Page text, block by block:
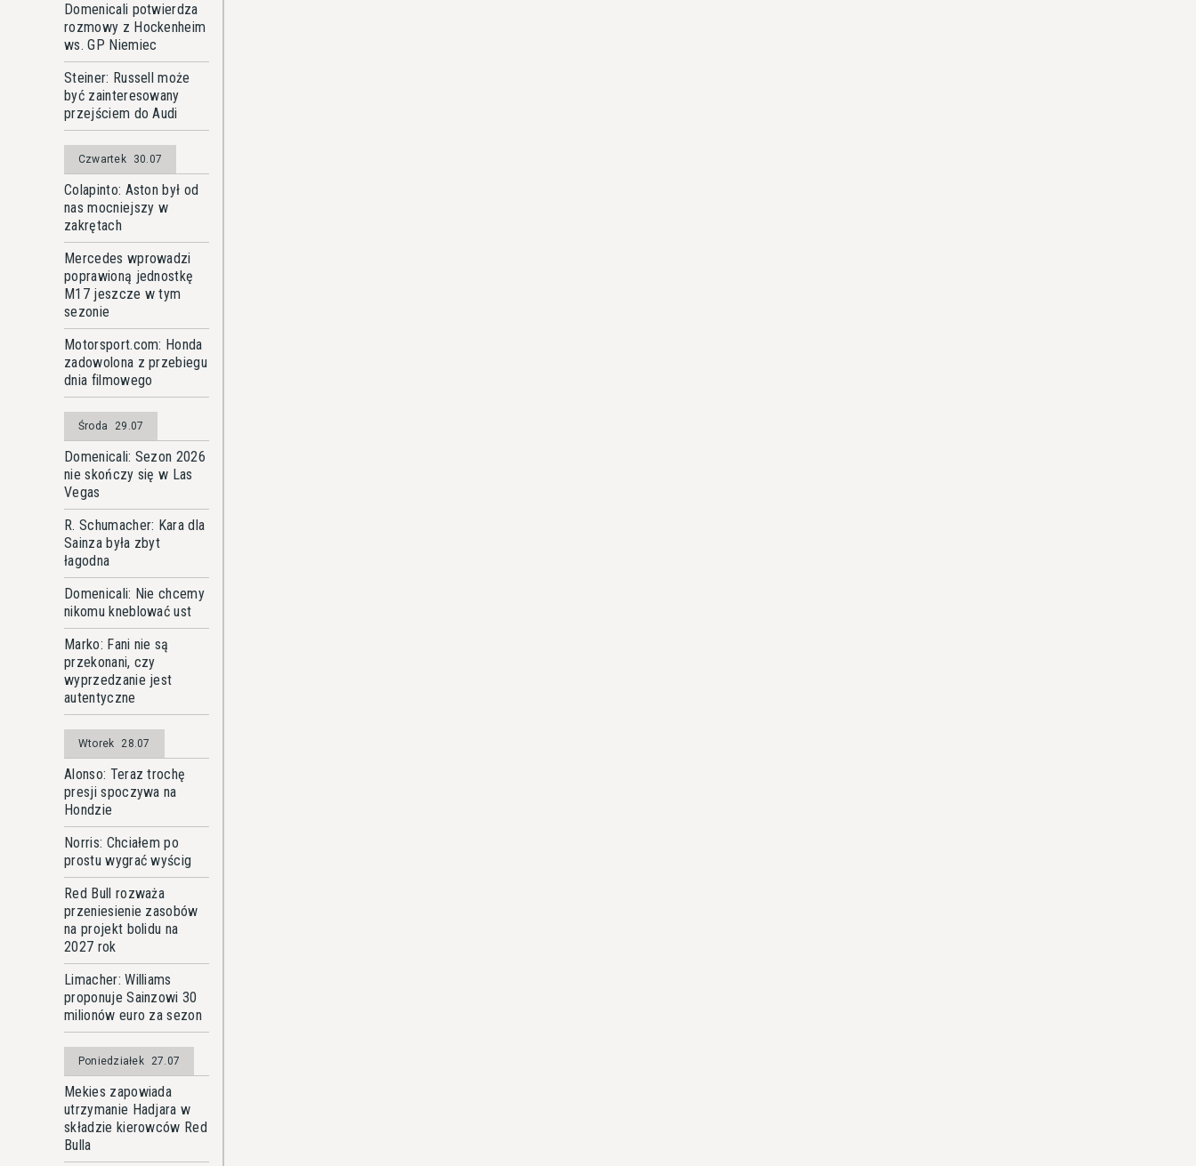
Domenicali potwierdza
rozmowy z Hockenheim
ws. GP Niemiec
Steiner: Russell może
być zainteresowany
przejściem do Audi
Czwartek 30.07
Colapinto: Aston był od
nas mocniejszy w
zakrętach
Mercedes wprowadzi
poprawioną jednostkę
M17 jeszcze w tym
sezonie
Motorsport.com: Honda
zadowolona z przebiegu
dnia filmowego
Środa 29.07
Domenicali: Sezon 2026
nie skończy się w Las
Vegas
R. Schumacher: Kara dla
Sainza była zbyt
łagodna
Domenicali: Nie chcemy
nikomu kneblować ust
Marko: Fani nie są
przekonani, czy
wyprzedzanie jest
autentyczne
Wtorek 28.07
Alonso: Teraz trochę
presji spoczywa na
Hondzie
Norris: Chciałem po
prostu wygrać wyścig
Red Bull rozważa
przeniesienie zasobów
na projekt bolidu na
2027 rok
Limacher: Williams
proponuje Sainzowi 30
milionów euro za sezon
Poniedziałek 27.07
Mekies zapowiada
utrzymanie Hadjara w
składzie kierowców Red
Bulla